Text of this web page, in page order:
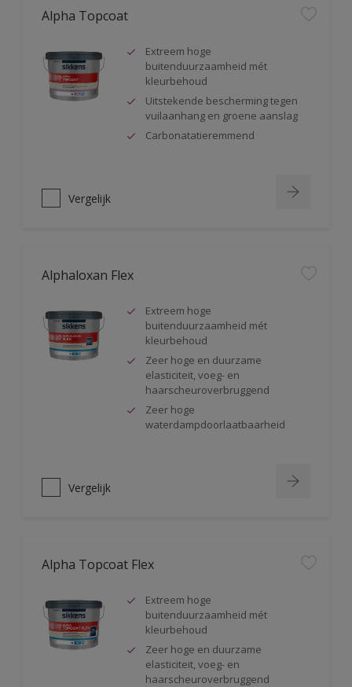
Alpha Topcoat
Extreem hoge
buitenduurzaamheid mét
kleurbehoud
Uitstekende bescherming tegen
vuilaanhang en groene aanslag
Carbonatatieremmend
Vergelijk
Alphaloxan Flex
Extreem hoge
buitenduurzaamheid mét
kleurbehoud
Zeer hoge en duurzame
elasticiteit, voeg- en
haarscheuroverbruggend
Zeer hoge
waterdampdoorlaatbaarheid
Vergelijk
Alpha Topcoat Flex
Extreem hoge
buitenduurzaamheid mét
kleurbehoud
Zeer hoge en duurzame
elasticiteit, voeg- en
haarscheuroverbruggend